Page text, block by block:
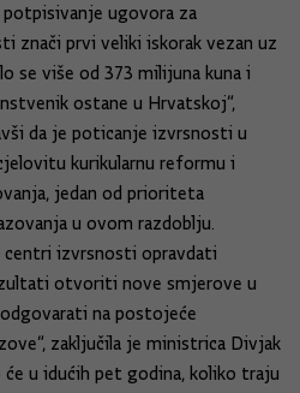
potpisivanje ugovora za
znači prvi veliki iskorak vezan uz
se više od 373 milijuna kuna i
ostane u Hrvatskoj“,
da je poticanje izvrsnosti u
kurikularnu reformu i
jedan od prioriteta
u ovom razdoblju.
centri izvrsnosti opravdati
otvoriti nove smjerove u
na postojeće
zaključila je ministrica Divjak
u idućih pet godina, koliko traju